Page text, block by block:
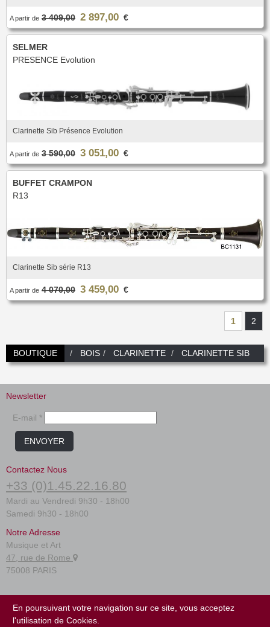
A partir de 3 409,00 2 897,00 €
SELMER
PRESENCE Evolution
Clarinette Sib Présence Evolution
A partir de 3 590,00 3 051,00 €
BUFFET CRAMPON
R13
Clarinette Sib série R13
A partir de 4 070,00 3 459,00 €
1 2
BOUTIQUE BOIS CLARINETTE CLARINETTE SIB
En poursuivant votre navigation sur ce site, vous acceptez
l'utilisation de Cookies.
Newsletter
E-mail *
ENVOYER
Contactez Nous
+33 (0)1.45.22.16.80
Mardi au Vendredi 9h30 - 18h00
Samedi 9h30 - 18h00
Notre Adresse
Musique et Art
47, rue de Rome
75008 PARIS
Conditions générales